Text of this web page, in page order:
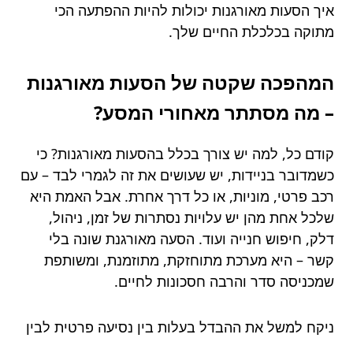
איך הסעות מאורגנות יכולות להיות ההפתעה הכי
מתוקה בכלכלת החיים שלך.
המהפכה שקטה של הסעות מאורגנות
– מה מסתתר מאחורי המסע?
קודם כל, למה יש צורך בכלל בהסעות מאורגנות? כי
כשמדובר בניידות, יש שעושים את זה לגמרי לבד – עם
רכב פרטי, מוניות, או כל דרך אחרת. אבל האמת היא
שלכל אחת מהן יש עלויות נסתרות של זמן, ניהול,
דלק, חיפוש חנייה ועוד. הסעה מאורגנת שונה בלי
קשר – היא מערכת מתוחזקת, מתוזמנת, ומשותפת
שמכניסה סדר והרבה חסכונות לחיים.
ניקח למשל את ההבדל בעלות בין נסיעה פרטית לבין